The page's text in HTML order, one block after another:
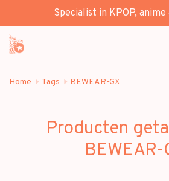
Specialist in KPOP,
Home Tags BEWEAR-GX
Producten
BEWEAR-